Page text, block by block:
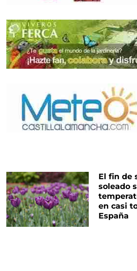
El fin de
soleado
en casi
España